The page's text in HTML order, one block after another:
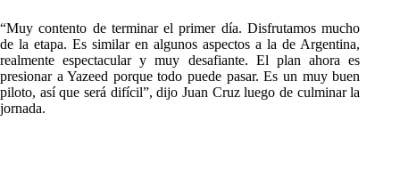
“Muy contento de terminar el primer día. Disfrutamos mucho
de la etapa. Es similar en algunos aspectos a la de Argentina,
realmente espectacular y muy desafiante. El plan ahora es
presionar a Yazeed porque todo puede pasar. Es un muy buen
piloto, así que será difícil”, dijo Juan Cruz luego de culminar la
jornada.